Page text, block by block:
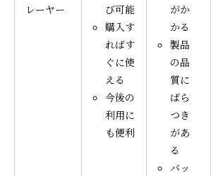
レーヤー
び可能
購入す
ればす
ぐに使
える
今後の
利用に
も便利
がか
かる
製品
の品
質に
ばら
つき
があ
る
バッ